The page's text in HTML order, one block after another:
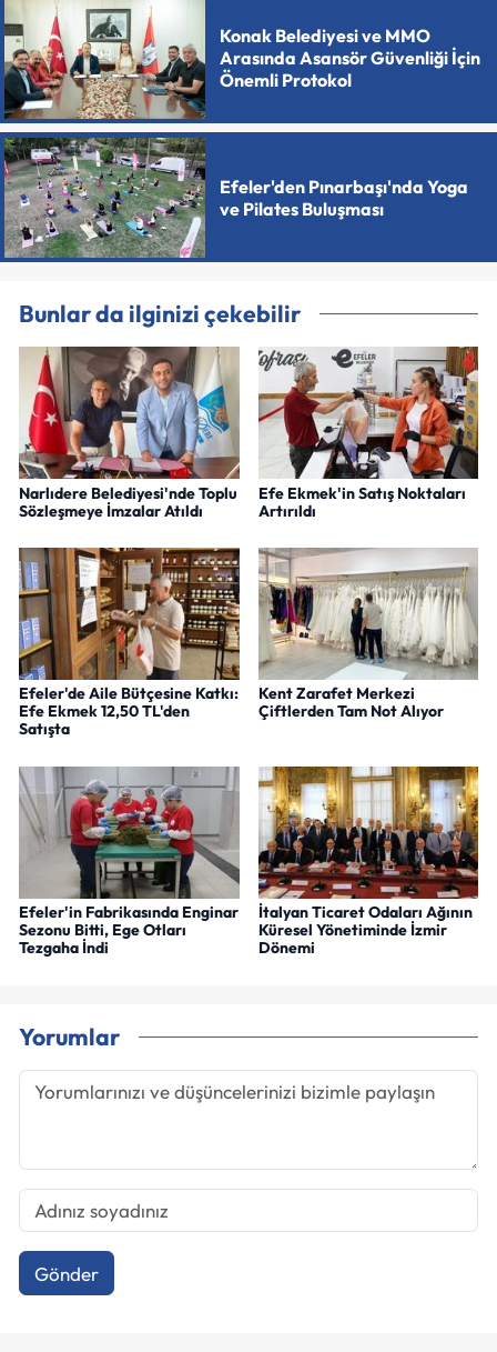
Konak Belediyesi ve MMO
Arasında Asansör Güvenliği İçin
Önemli Protokol
Efeler'den Pınarbaşı'nda Yoga
ve Pilates Buluşması
Bunlar da ilginizi çekebilir
Narlıdere Belediyesi'nde Toplu
Sözleşmeye İmzalar Atıldı
Efe Ekmek'in Satış Noktaları
Artırıldı
Efeler'de Aile Bütçesine Katkı:
Efe Ekmek 12,50 TL'den
Satışta
Kent Zarafet Merkezi
Çiftlerden Tam Not Alıyor
Efeler'in Fabrikasında Enginar
Sezonu Bitti, Ege Otları
Tezgaha İndi
İtalyan Ticaret Odaları Ağının
Küresel Yönetiminde İzmir
Dönemi
Yorumlar
Gönder